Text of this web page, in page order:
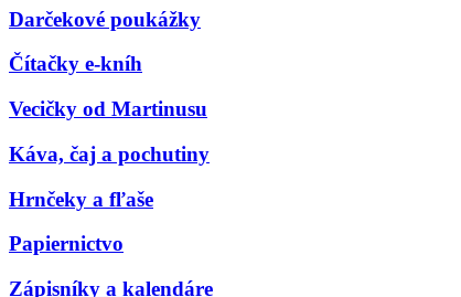
Darčekové poukážky
Čítačky e-kníh
Vecičky od Martinusu
Káva, čaj a pochutiny
Hrnčeky a fľaše
Papiernictvo
Zápisníky a kalendáre